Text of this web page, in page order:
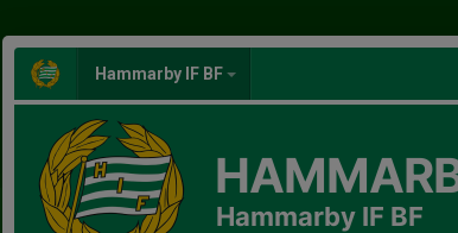
Hammarby IF BF
Hammarby IF BF